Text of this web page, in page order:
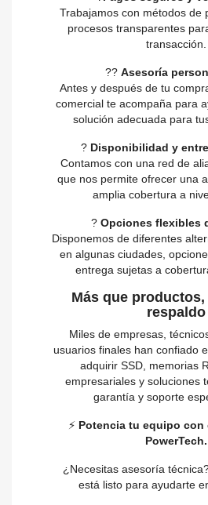
Trabajamos con métodos de
procesos transparentes
transacción.
?‍? Asesoría
Antes y después de tu
comercial te acompaña para
solución adecuada para
? Disponibilidad y
Contamos con una red de
que nos permite ofrecer una
amplia cobertura a
? Opciones flexibles
Disponemos de diferentes
en algunas ciudades,
entrega sujetas a
Más que
respaldo
Miles de empresas,
usuarios finales han confiado
adquirir SSD, memorias
empresariales y soluciones
garantía y soporte
⚡ Potencia tu equipo con
PowerTech.
¿Necesitas asesoría
está listo para ayudarte